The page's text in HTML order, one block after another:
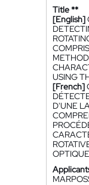
Title **
[English]
USING
[French]
D'UNE
OPTIQUE